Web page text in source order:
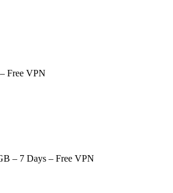
Free VPN
– 7 Days – Free VPN